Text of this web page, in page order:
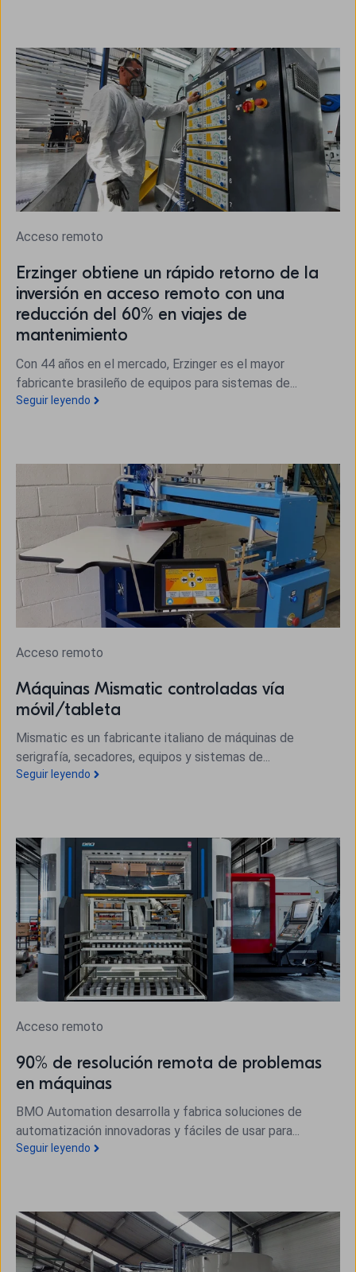
Acceso remoto
Erzinger obtiene un rápido retorno de la
inversión en acceso remoto con una
reducción del 60% en viajes de
mantenimiento
Con 44 años en el mercado, Erzinger es el mayor
fabricante brasileño de equipos para sistemas de...
Seguir leyendo
Acceso remoto
Máquinas Mismatic controladas vía
móvil/tableta
Mismatic es un fabricante italiano de máquinas de
serigrafía, secadores, equipos y sistemas de...
Seguir leyendo
Acceso remoto
90% de resolución remota de problemas
en máquinas
BMO Automation desarrolla y fabrica soluciones de
automatización innovadoras y fáciles de usar para...
Seguir leyendo